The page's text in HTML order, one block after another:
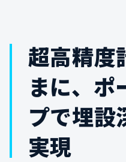
超高精度
まに、ポ
プで埋設
実現